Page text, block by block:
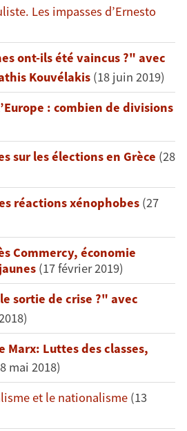
Les impasses d’Ernesto
ont-ils été vaincus ?" avec
Kouvélakis (18 juin 2019)
: combien de divisions
sur les élections en Grèce (28
réactions xénophobes (27
Commercy, économie
(17 février 2019)
sortie de crise ?" avec
Marx: Luttes des classes,
mai 2018)
et le nationalisme (13